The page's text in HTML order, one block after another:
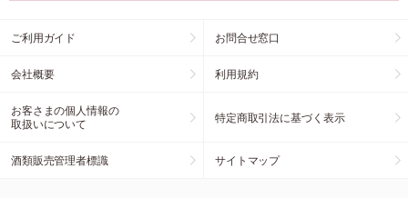
ご利用ガイド お問合せ窓口
会社概要 利用規約
お客さまの個人情報の
取扱いについて
特定商取引法に基づく表示
酒類販売管理者標識 サイトマップ